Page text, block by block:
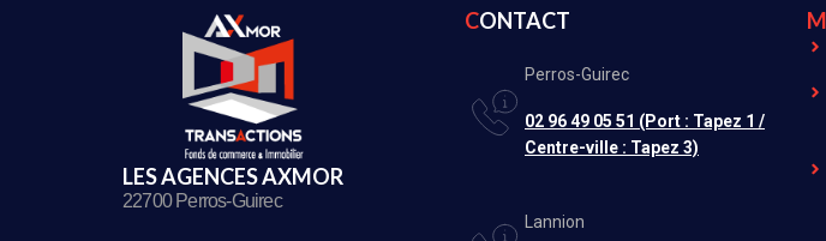
LES AGENCES AXMOR
22700 Perros-Guirec
CONTACT
Perros-Guirec
02 96 49 05 51 (Port : Tapez 1 /
Centre-ville : Tapez 3)
Lannion